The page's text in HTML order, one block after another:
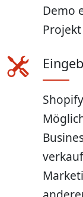
Demo